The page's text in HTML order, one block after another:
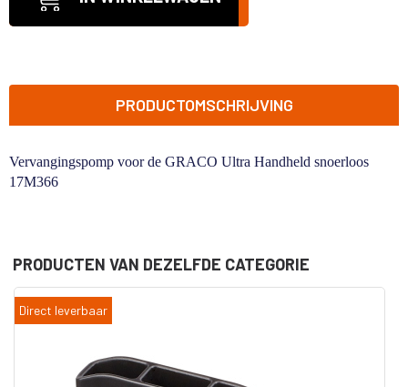
PRODUCTOMSCHRIJVING
Vervangingspomp voor de GRACO Ultra Handheld snoerloos
17M366
PRODUCTEN VAN DEZELFDE CATEGORIE
Direct leverbaar